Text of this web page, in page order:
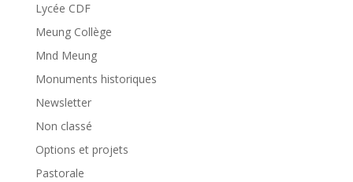
Lycée CDF
Meung Collège
Mnd Meung
Monuments historiques
Newsletter
Non classé
Options et projets
Pastorale